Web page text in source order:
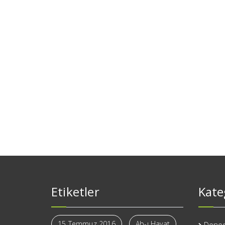
Etiketler